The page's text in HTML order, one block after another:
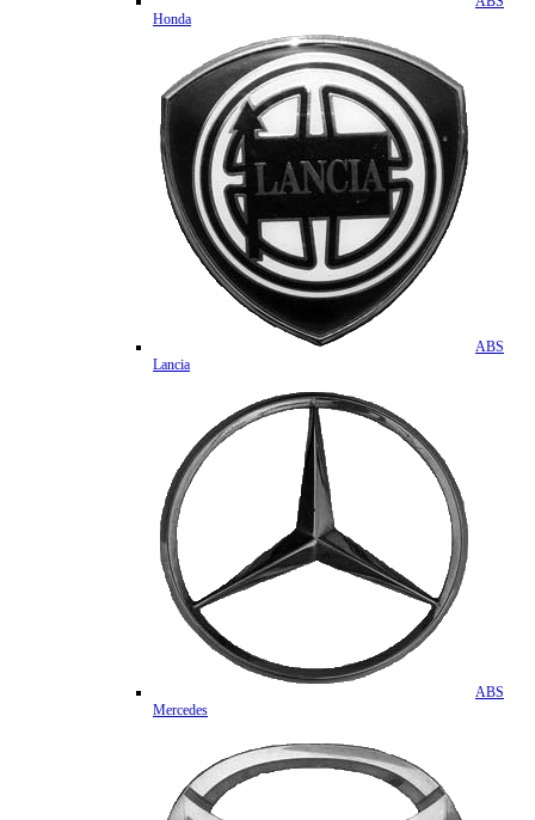
Honda
ABS
Lancia
ABS
Mercedes